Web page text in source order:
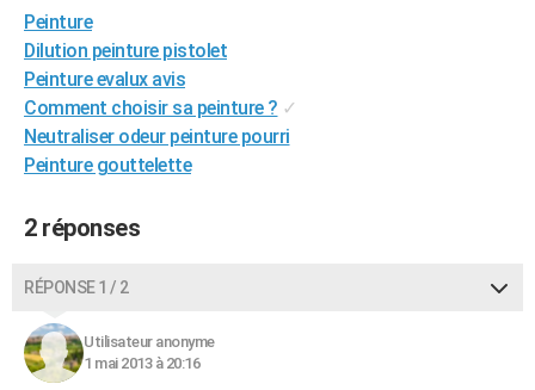
Destinations
City break
Voyage nature
Voyage de noces
Forum
Climat
PHOTO
GUIDES D'ACHAT
BONS PLANS
CARTE DE VOEUX
Carte de Noël
Carte Bonne année
Carte Saint-Valentin
Carte Pâques
Carte d'anniversaire
DICTIONNAIRE
S'inscrire
Se connecter
Lycées
Collèges
Primaires
Universités
Entreprises
Service militaire
Avis de recherche
AVIS DE DÉCÈS
Peinture
Dilution peinture pistolet
Peinture evalux avis
Comment choisir sa peinture ? ✓
Neutraliser odeur peinture pourri
Peinture gouttelette
2 réponses
RÉPONSE 1 / 2
Utilisateur anonyme
1 mai 2013 à 20:16